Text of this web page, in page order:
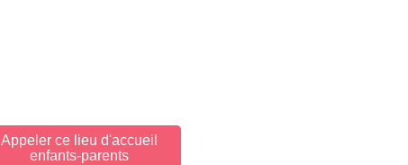
Appeler ce lieu d'accueil
enfants-parents